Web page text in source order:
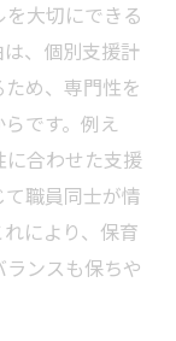
大切にできる
、個別支援計
め、専門性を
です。例え
合わせた支援
職員同士が情
により、保育
ンスも保ちや